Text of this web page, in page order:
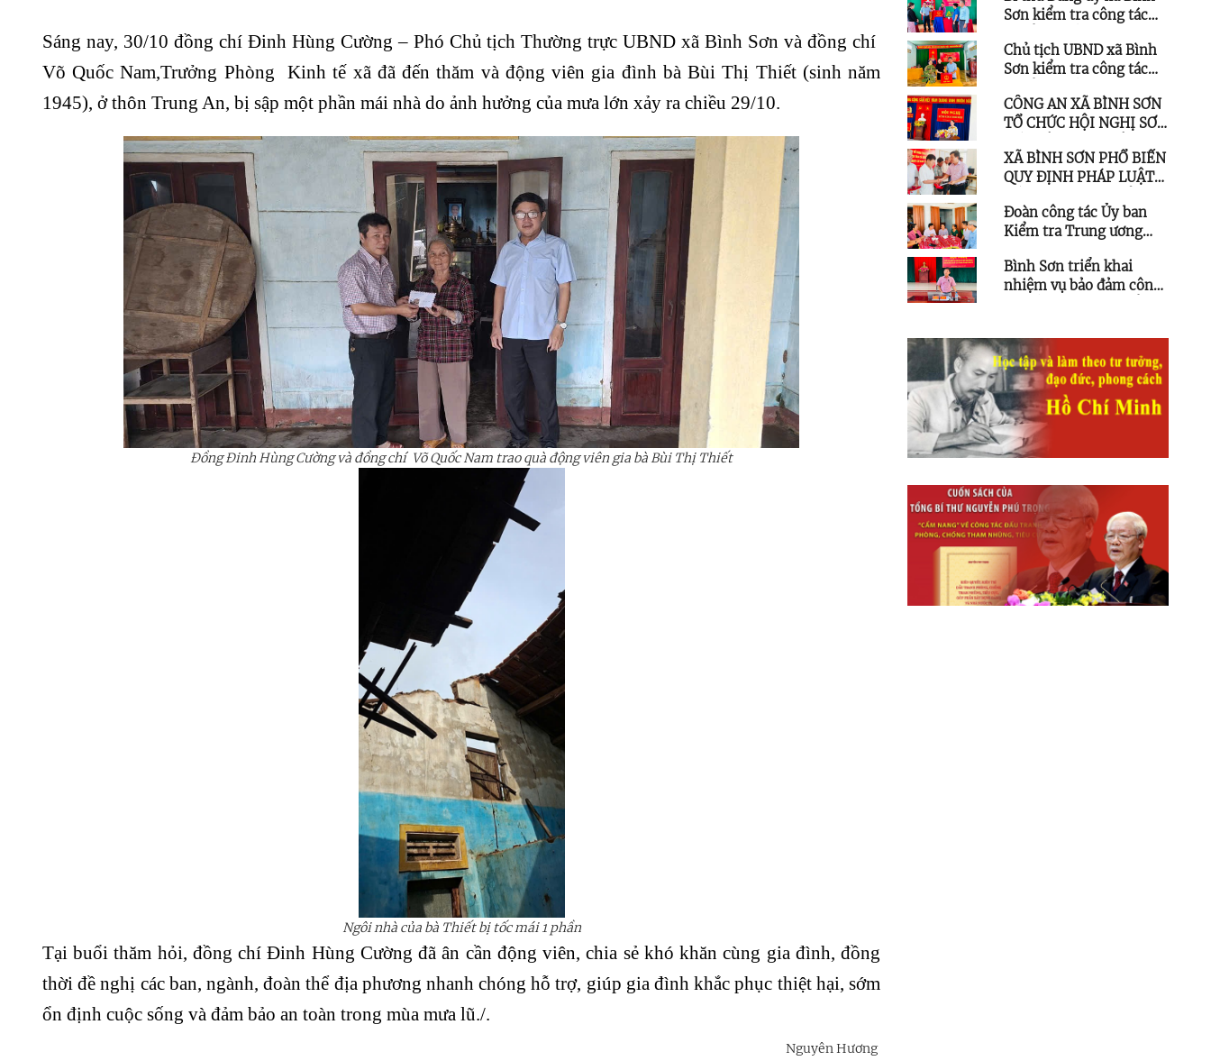
Sáng nay, 30/10 đồng chí Đinh Hùng Cường – Phó Chủ tịch Thường trực UBND xã Bình Sơn và đồng chí
Võ Quốc Nam,Trưởng Phòng Kinh tế xã đã đến thăm và động viên gia đình bà Bùi Thị Thiết (sinh năm
1945), ở thôn Trung An, bị sập một phần mái nhà do ảnh hưởng của mưa lớn xảy ra chiều 29/10.
ĐồngĐinh Hùng Cường và đồng chí Võ Quốc Nam trao quà động viên gia bà Bùi Thị Thiết
Ngôi nhà của bà Thiết bị tốc mái 1 phần
Tại buổi thăm hỏi, đồng chí Đinh Hùng Cường đã ân cần động viên, chia sẻ khó khăn cùng gia đình, đồng
thời đề nghị các ban, ngành, đoàn thể địa phương nhanh chóng hỗ trợ, giúp gia đình khắc phục thiệt hại, sớm
ổn định cuộc sống và đảm bảo an toàn trong mùa mưa lũ./.
Nguyên Hương
Sơn kiểm tra công tác
thôn, Tổ trưởng Tổ dân
phố
Chủ tịch UBND xã Bình
Sơn kiểm tra công tác
thôn, Tổ trưởng Tổ dân
phố
CÔNG AN XÃ BÌNH SƠN
TỔ CHỨC HỘI NGHỊ SƠ
AN 06 THÁNG ĐẦU NĂM
2026
XÃ BÌNH SƠN PHỔ BIẾN
QUY ĐỊNH PHÁP LUẬT
SẢN VÀ TRAO GIẤY
CHỨNG NHẬN CHO TÀU
CÁ DƯỚI 6 MÉT
Đoàn công tác Ủy ban
Kiểm tra Trung ương
sách tại xã Bình Sơn
Bình Sơn triển khai
nhiệm vụ bảo đảm công
chưa xác định thông tin